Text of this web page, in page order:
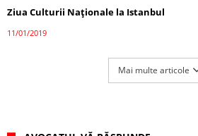
Ziua Culturii Naționale la Istanbul
11/01/2019
Mai multe articole